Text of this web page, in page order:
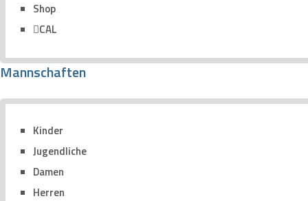
Shop
CAL
Mannschaften
Kinder
Jugendliche
Damen
Herren